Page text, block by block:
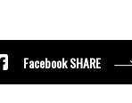
Facebook SHARE